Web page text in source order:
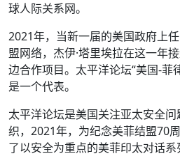
球人际关系网。
2021年，当新一届的美国政府上
盟网络，杰伊·塔里埃拉在这一年
边合作项目。太平洋论坛“美国-菲
是一个代表。
太平洋论坛是美国关注亚太安全
织，2021年，为纪念美菲结盟70
了以安全为重点的美菲印太对话